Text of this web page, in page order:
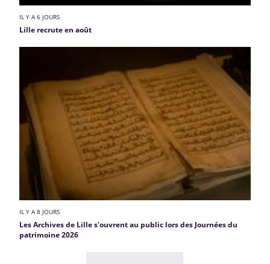
IL Y A 6 JOURS
Lille recrute en août
IL Y A 8 JOURS
Les Archives de Lille s'ouvrent au public lors des Journées du
patrimoine 2026